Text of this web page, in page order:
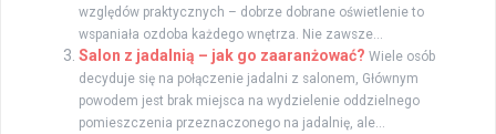
względów praktycznych – dobrze dobrane oświetlenie to
wspaniała ozdoba każdego wnętrza. Nie zawsze...
Salon z jadalnią – jak go zaaranżować? Wiele osób
decyduje się na połączenie jadalni z salonem, Głównym
powodem jest brak miejsca na wydzielenie oddzielnego
pomieszczenia przeznaczonego na jadalnię, ale...